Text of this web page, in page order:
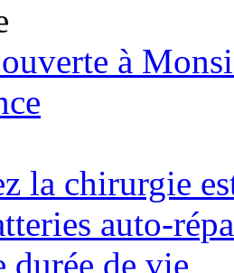
à
la chirurgie
auto-
durée de vie